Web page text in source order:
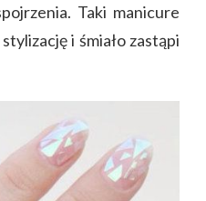
Taki manicure
i śmiało zastąpi